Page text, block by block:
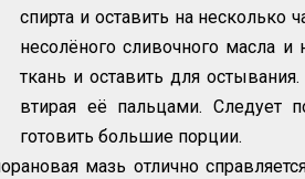
спирта и оставить на
несолёного сливочного масла
ткань и оставить для
втирая её пальцами. Следует
готовить большие порции.
мазь отлично